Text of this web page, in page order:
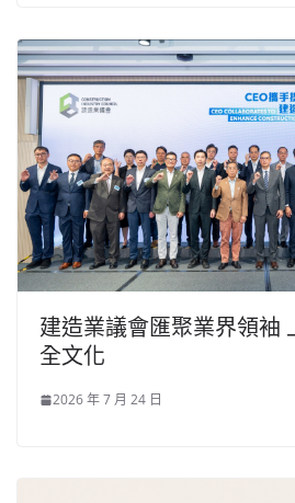
建造業議會匯聚業界領袖
全文化
2026 年 7 月 24 日